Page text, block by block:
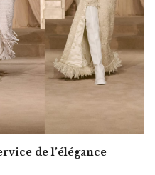
de l’élégance